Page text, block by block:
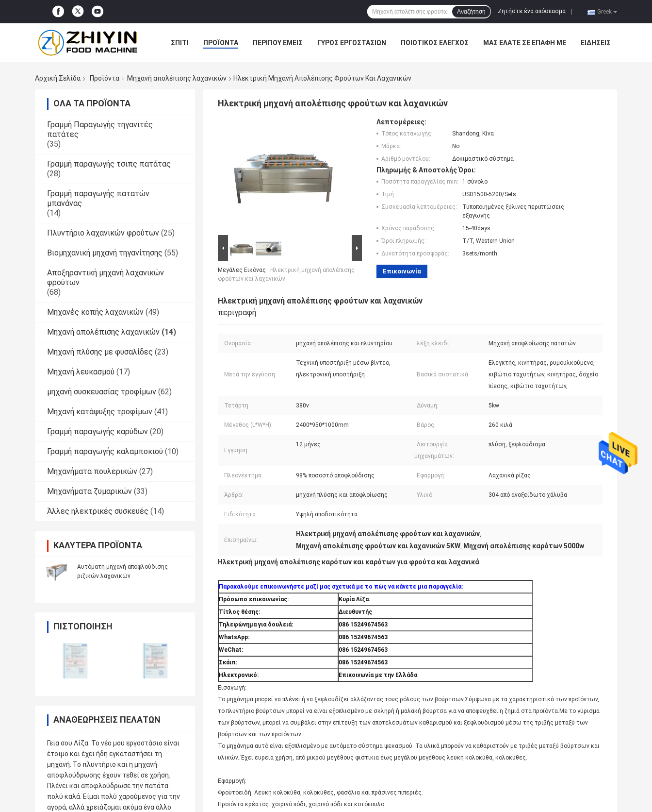
Greek
Ζητήστε ένα απόσπασμα
Αναζήτηση
ΣΠΊΤΙ ΠΡΟΪΌΝΤΑ ΠΕΡΊΠΟΥ ΕΜΕΊΣ ΓΎΡΟΣ ΕΡΓΟΣΤΑΣΊΩΝ ΠΟΙΟΤΙΚΌΣ ΈΛΕΓΧΟΣ ΜΑΣ ΕΛΆΤΕ ΣΕ ΕΠΑΦΉ ΜΕ ΕΙΔΉΣΕΙΣ
Αρχική Σελίδα
Προϊόντα Μηχανή απολέπισης λαχανικών Ηλεκτρική Μηχανή Απολέπισης Φρούτων Και Λαχανικών
ΌΛΑ ΤΑ ΠΡΟΪΌΝΤΑ
Γραμμή Παραγωγής τηγανιτές
πατάτες
(35)
Γραμμή παραγωγής τσιπς πατάτας
(28)
Γραμμή παραγωγής πατατών
μπανάνας
(14)
Πλυντήριο λαχανικών φρούτων (25)
Βιομηχανική μηχανή τηγανίτησης (55)
Αποξηραντική μηχανή λαχανικών
φρούτων
(68)
Μηχανές κοπής λαχανικών (49)
Μηχανή απολέπισης λαχανικών (14)
Μηχανή πλύσης με φυσαλίδες (23)
Μηχανή λευκασμού (17)
μηχανή συσκευασίας τροφίμων (62)
Μηχανή κατάψυξης τροφίμων (41)
Γραμμή παραγωγής καρύδων (20)
Γραμμή παραγωγής καλαμποκιού (10)
Μηχανήματα πουλερικών (27)
Μηχανήματα ζυμαρικών (33)
Άλλες ηλεκτρικές συσκευές (14)
ΚΑΛΎΤΕΡΑ ΠΡΟΪΌΝΤΑ
Αυτόματη μηχανή αποφλούδισης
ριζικών λαχανικών
ΠΙΣΤΟΠΟΊΗΣΗ
ΑΝΑΘΕΩΡΉΣΕΙΣ ΠΕΛΑΤΏΝ
Γεια σου Λίζα. Το νέο μου εργοστάσιο είναι
έτοιμο και έχει ήδη εγκαταστήσει τη
μηχανή. Το πλυντήριο και η μηχανή
αποφλούδρωσης έχουν τεθεί σε χρήση.
Πλένει και αποφλούδρωσε την πατάτα
πολύ καλά. Είμαι πολύ χαρούμενος για την
αγορά, αλλά χρειάζομαι ακόμα ένα άλλο
Ηλεκτρική μηχανή απολέπισης φρούτων και λαχανικών
Μεγάλες Εικόνας : Ηλεκτρική μηχανή απολέπισης
φρούτων και λαχανικών
Λεπτομέρειες:
Τόπος καταγωγής:
Shandong, Κίνα
Μάρκα:
No
Αριθμό μοντέλου:
Δοκιμαστικό σύστημα
Πληρωμής & Αποστολής Όροι:
Ποσότητα παραγγελίας min:
1 σύνολο
Τιμή:
USD1500-5200/Sets
Συσκευασία λεπτομέρειες:
Τυποποιημένες ξύλινες περιπτώσεις
εξαγωγής
Χρόνος παράδοσης:
15-40days
Όροι πληρωμής:
T/T, Western Union
Δυνατότητα προσφοράς:
3sets/month
Επικοινωνία
Ηλεκτρική μηχανή απολέπισης φρούτων και λαχανικών
περιγραφή
Ονομασία: μηχανή απολέπισης και πλυντηρίου λέξη κλειδί: Μηχανή αποφλοίωσης πατατών
Μετά την εγγύηση:
Τεχνική υποστήριξη μέσω βίντεο,
ηλεκτρονική υποστήριξη
Βασικά συστατικά:
Ελεγκτής, κινητήρας, ρυμουλκούμενο,
κιβώτιο ταχυτήτων, κινητήρας, δοχείο
πίεσης, κιβώτιο ταχυτήτων,
Τετάρτη: 380v Δύναμη: 5kw
Μέγεθος (L*W*H): 2400*950*1000mm Βάρος: 260 κιλά
Εγγύηση:
12 μήνες
Λειτουργία
μηχανημάτων:
πλύση, ξεφλούδισμα
Πλεονέκτημα: 98% ποσοστό αποφλούδισης Εφαρμογή: Λαχανικά ρίζας
Άρθρο: μηχανή πλύσης και αποφλοίωσης Υλικό: 304 από ανοξείδωτο χάλυβα
Ειδικότητα: Υψηλή αποδοτικότητα
Επισημαίνω:
Ηλεκτρική μηχανή απολέπισης φρούτων και λαχανικών,
Μηχανή απολέπισης φρούτων και λαχανικών 5KW, Μηχανή απολέπισης καρότων 5000w
Ηλεκτρική μηχανή απολέπισης καρότων και καρότων για φρούτα και λαχανικά
Παρακαλούμε επικοινωνήστε μαζί μας σχετικά με το πώς να κάνετε μια παραγγελία:
Πρόσωπο επικοινωνίας:
Κυρία Λίζα.
Τίτλος θέσης:
Διευθυντής
Τηλεφώνημα για δουλειά:
086 15249674563
WhatsApp:
086 15249674563
WeChat:
086 15249674563
Σκάιπ:
086 15249674563
Ηλεκτρονικό:
Επικοινωνία με την Ελλάδα
Εισαγωγή:
Το μηχάνημα μπορεί να πλένει ή να ξεφλουδίζει αλλάζοντας τους ρόλους των βούρτσων.Σύμφωνα με τα χαρακτηριστικά των προϊόντων,
το πλυντήριο βούρτσων μπορεί να είναι εξοπλισμένο με σκληρή ή μαλακή βούρτσα για να αποφευχθεί η ζημιά στα προϊόντα.Με το γύρισμα
των βούρτσων, μπορεί να συμβάλει στην επίτευξη των αποτελεσμάτων καθαρισμού και ξεφλουδισμού μέσω της τριβής μεταξύ των
βούρτσων και των προϊόντων.
Το μηχάνημα αυτό είναι εξοπλισμένο με αυτόματο σύστημα ψεκασμού. Τα υλικά μπορούν να καθαριστούν με τριβές μεταξύ βούρτσων και
υλικών..Έχει ευρεία χρήση, από μικρού μεγέθους φιστίκια έως μεγάλου μεγέθους λευκή κολοκύθα, κολοκύθες.
Εφαρμογή:
Φρουτοειδή: Λευκή κολοκύθα, κολοκύθες, φασόλια και πράσινες πιπεριές.
Προϊόντα κρέατος: χοιρινό πόδι, χοιρινό πόδι και κοτόπουλο.